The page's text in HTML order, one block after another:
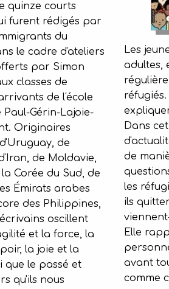
quinze courts
furent rédigés par
du
le cadre d'ateliers
par Simon
classes de
de l'école
Gérin-Lajoie-
Originaires
de
de Moldavie,
Corée du Sud, de
Émirats arabes
des Philippines,
oscillent
et la force, la
la joie et la
que le passé et
qu'ils nous
Les
adultes,
Dans
de
les
ils
Elle
avant
comme